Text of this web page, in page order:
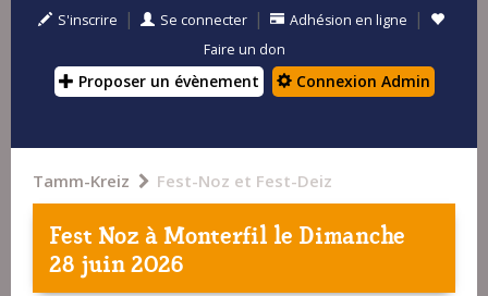
S'inscrire | Se connecter | Adhésion en ligne |
Faire un don
Proposer un évènement Connexion Admin
Tamm-Kreiz Fest-Noz et Fest-Deiz
Fest Noz àMonterfil le Dimanche
28 juin 2026